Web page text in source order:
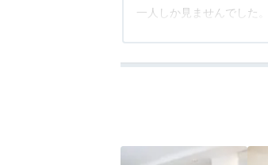
一人しか見ませんでした。